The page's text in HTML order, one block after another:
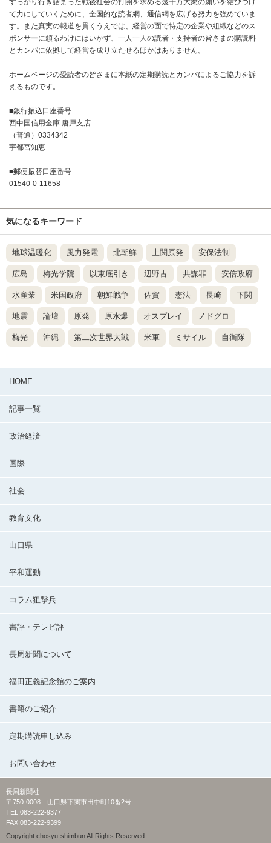
すっかり行き詰まった戦後社会の打開を求める幾千万大衆の願いを結びつけ
て力にしていくために、全国的な読者網、通信網を広げる努力を強めていま
す。また真実の報道を貫くうえでは、経営の面で特定の企業や組織などのス
ポンサーに頼るわけにはいかず、一人一人の読者・支持者の皆さまの購読料
とカンパに依拠して経営を成り立たせるほかはありません。
ホームページの愛読者の皆さまに本紙の定期購読とカンパによるご協力を訴
えるものです。
■銀行振込口座番号
西中国信用金庫 唐戸支店
（普通）0334342
宇都宮知恵
■郵便振替口座番号
01540-0-11658
気になるキーワード
地球温暖化 風力発電 北朝鮮 上関原発 安保法制
広島 梅光学院 以東底引き 辺野古 共謀罪 安倍政府
水産業 米国政府 朝鮮戦争 佐賀 憲法 長崎 下関
地震 論壇 原発 原水爆 オスプレイ ノドグロ
梅光 沖縄 第二次世界大戦 米軍 ミサイル 自衛隊
HOME
記事一覧
政治経済
国際
社会
教育文化
山口県
平和運動
コラム狙撃兵
書評・テレビ評
長周新聞について
福田正義記念館のご案内
書籍のご紹介
定期購読申し込み
お問い合わせ
長周新聞社
〒750-0008 山口県下関市田中町10番2号
TEL:083-222-9377
FAX:083-222-9399
Copyright chosyu-shimbun All Rights Reserved.